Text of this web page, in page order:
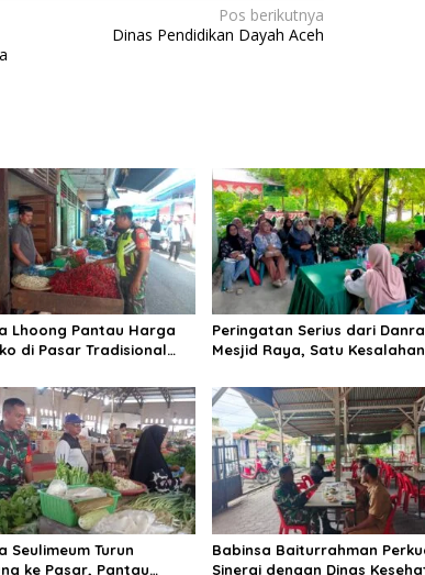
Pos berikutnya
Dinas Pendidikan Dayah Aceh
Lhoong Pantau Harga
di Pasar Tradisional
Peringatan Serius dari
Mesjid Raya, Satu Kesalahan
hingga Satuan
Seulimeum Turun
ke Pasar, Pantau
Babinsa Baiturrahman
Sinergi dengan Dinas